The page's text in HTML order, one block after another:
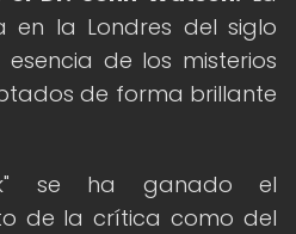
en la Londres del siglo
esencia de los misterios
de forma brillante
se ha ganado el
de la crítica como del